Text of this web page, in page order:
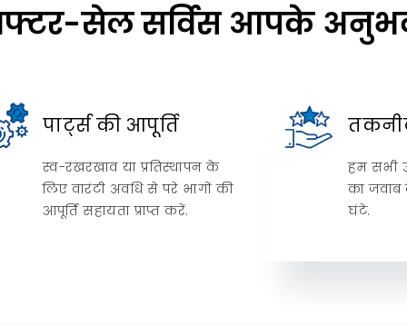
सेल सर्विस आपके अनुभव
पार्ट्स की आपूर्ति
स्व-रखरखाव या प्रतिस्थापन के
लिए वारंटी अवधि से परे भागों की
आपूर्ति सहायता प्राप्त करें.
हम सभी
का जवाब
घंटे.